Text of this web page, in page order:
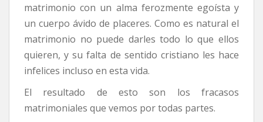
matrimonio con un alma ferozmente egoísta y
un cuerpo ávido de placeres. Como es natural el
matrimonio no puede darles todo lo que ellos
quieren, y su falta de sentido cristiano les hace
infelices incluso en esta vida.
El resultado de esto son los fracasos
matrimoniales que vemos por todas partes.